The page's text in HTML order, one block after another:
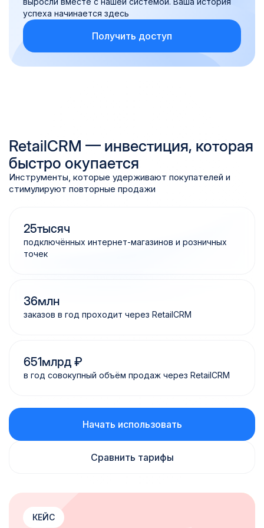
успеха начинается здесь
Получить доступ
RetailCRM — инвестиция, которая
быстро окупается
Инструменты, которые удерживают покупателей и
стимулируют повторные продажи
Начать использовать
Сравнить тарифы
25тысяч
подключённых интернет-магазинов и розничных
точек
36млн
заказов в год проходит через RetailCRM
651млрд ₽
в год совокупный объём продаж через RetailCRM
КЕЙС
КЕЙС
КЕЙС
КЕЙС